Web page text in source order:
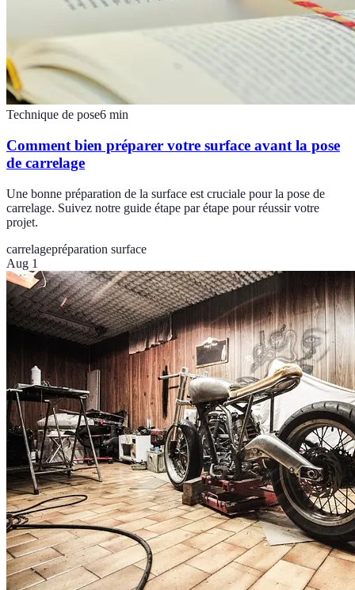
Technique de pose6 min
Comment bien préparer votre surface avant la pose
de carrelage
Une bonne préparation de la surface est cruciale pour la pose de
carrelage. Suivez notre guide étape par étape pour réussir votre
projet.
carrelagepréparation surface
Aug 1